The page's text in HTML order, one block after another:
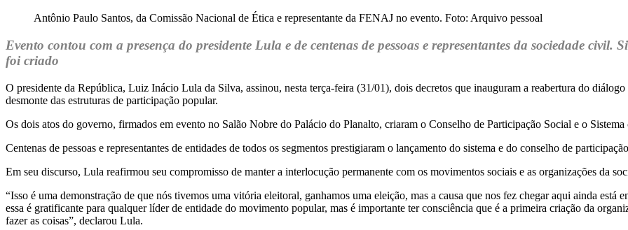
Antônio Paulo Santos, da Comissão Nacional de Ética e representante da FENAJ no evento. Foto: Arquivo pessoal
Evento contou com a presença do presidente Lula e de centenas de pessoas e representantes da sociedade
foi criado
O presidente da República, Luiz Inácio Lula da Silva, assinou, nesta terça-feira (31/01), dois decretos que inauguram a reabertura do
desmonte das estruturas de participação popular.
Os dois atos do governo, firmados em evento no Salão Nobre do Palácio do Planalto, criaram o Conselho de Participação Social e o
Centenas de pessoas e representantes de entidades de todos os segmentos prestigiaram o lançamento do sistema e do conselho de
Em seu discurso, Lula reafirmou seu compromisso de manter a interlocução permanente com os movimentos sociais e as organizações da
“Isso é uma demonstração de que nós tivemos uma vitória eleitoral, ganhamos uma eleição, mas a causa que nos fez chegar aqui ainda está
essa é gratificante para qualquer líder de entidade do movimento popular, mas é importante ter consciência que é a primeira criação da
fazer as coisas”, declarou Lula.